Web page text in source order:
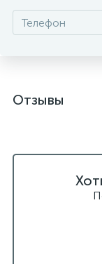
Отзывы